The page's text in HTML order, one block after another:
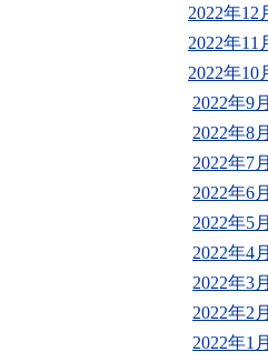
2022年12
2022年11
2022年10
2022年9月
2022年8月
2022年7月
2022年6月
2022年5月
2022年4月
2022年3月
2022年2月
2022年1月